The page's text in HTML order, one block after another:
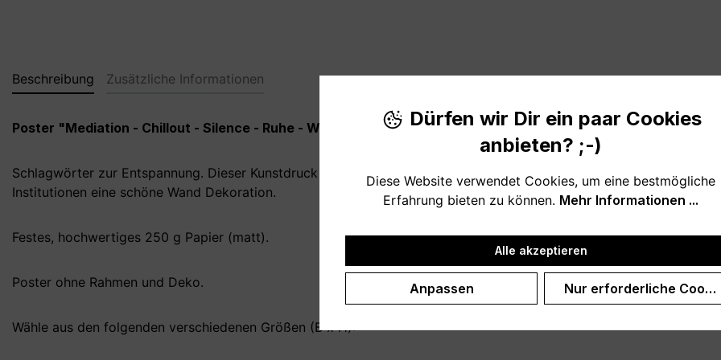
Beschreibung Zusätzliche Informationen
Poster "Mediation - Chillout - Silence - Ruhe - Wellness - Calm Down - Relax - Spa"
Schlagwörter zur Entspannung. Dieser Kunstdruck ist sowohl für das Badezimmer, die Sauna oder den Ruheraum,
Institutionen eine schöne Wand Dekoration.
Festes, hochwertiges 250 g Papier (matt).
Poster ohne Rahmen und Deko.
Wähle aus den folgenden verschiedenen Größen (B x H):
Dürfen wir Dir ein paar Cookies
anbieten? ;-)
Diese Website verwendet Cookies, um eine bestmögliche
Erfahrung bieten zu können. Mehr Informationen ...
Alle akzeptieren
Anpassen Nur erforderliche